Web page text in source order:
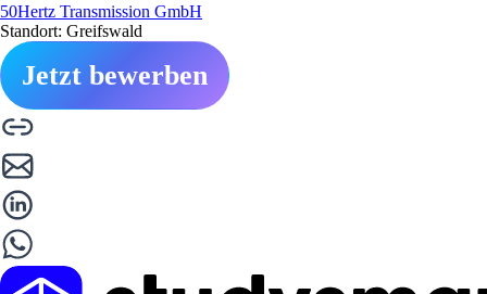
50Hertz Transmission GmbH
Standort: Greifswald
Jetzt bewerben